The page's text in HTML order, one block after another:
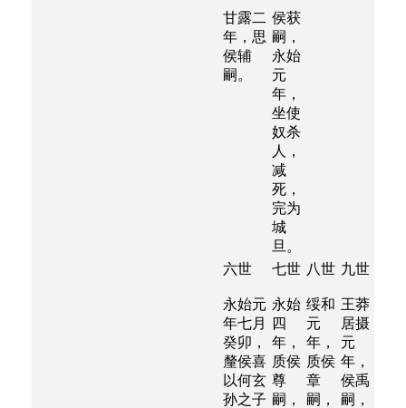
甘露二
年，思
侯辅
嗣。
侯获
嗣，
永始
元
年，
坐使
奴杀
人，
减
死，
完为
城
旦。
六世
永始元
年七月
癸卯，
釐侯喜
以何玄
孙之子
七世
永始
四
年，
质侯
尊
嗣，
八世
绥和
元
年，
质侯
章
嗣，
九世
王莽
居摄
元
年，
侯禹
嗣，